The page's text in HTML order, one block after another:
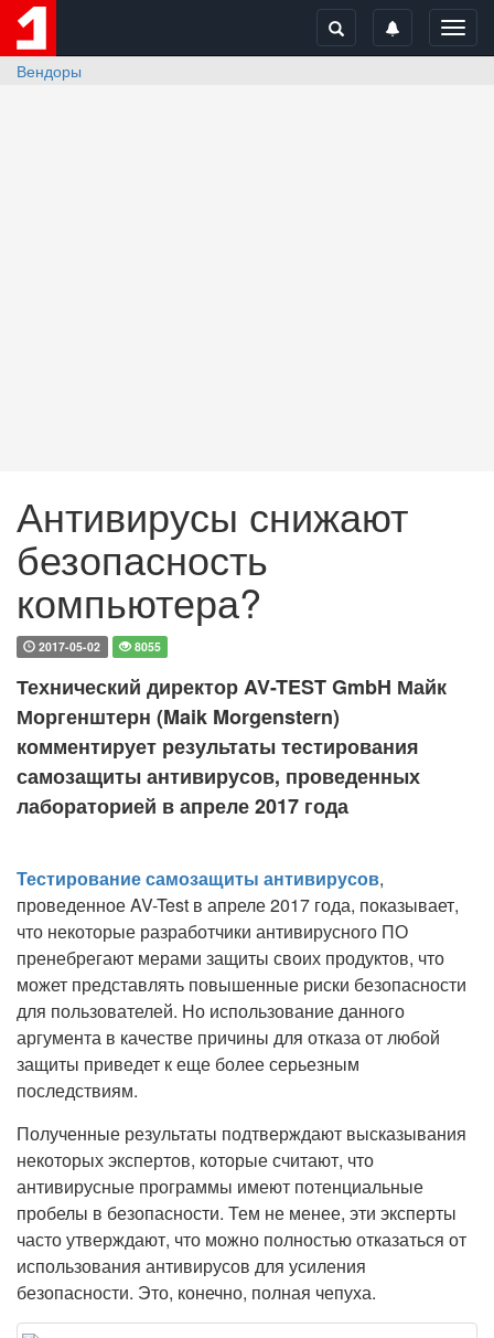
Вендоры
Антивирусы снижают
безопасность
компьютера?
2017-05-02 8055
Технический директор AV-TEST GmbH Майк
Моргенштерн (Maik Morgenstern)
комментирует результаты тестирования
самозащиты антивирусов, проведенных
лабораторией в апреле 2017 года
Тестирование самозащиты антивирусов,
проведенное AV-Test в апреле 2017 года, показывает,
что некоторые разработчики антивирусного ПО
пренебрегают мерами защиты своих продуктов, что
может представлять повышенные риски безопасности
для пользователей. Но использование данного
аргумента в качестве причины для отказа от любой
защиты приведет к еще более серьезным
последствиям.
Полученные результаты подтверждают высказывания
некоторых экспертов, которые считают, что
антивирусные программы имеют потенциальные
пробелы в безопасности. Тем не менее, эти эксперты
часто утверждают, что можно полностью отказаться от
использования антивирусов для усиления
безопасности. Это, конечно, полная чепуха.